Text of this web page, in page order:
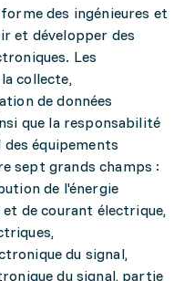
des ingénieures et
et développer des
Les
collecte,
de données
que la responsabilité
équipements
sept grands champs :
de l'énergie
de courant électrique,
du signal,
du signal, partie